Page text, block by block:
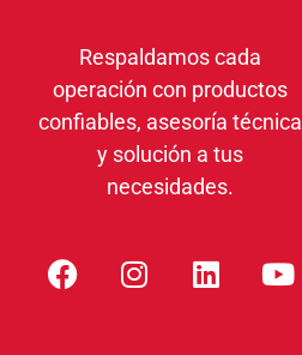
Respaldamos cada
operación con productos
confiables, asesoría técnica
y solución a tus
necesidades.